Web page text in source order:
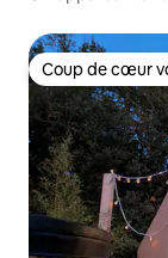
Coup de cœur
Coup de cœur